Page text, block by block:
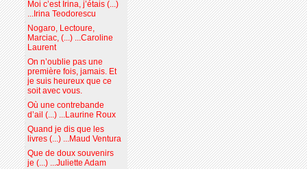
Moi c’est Irina, j’étais (...)
...Irina Teodorescu
Nogaro, Lectoure,
Marciac, (...) ...Caroline
Laurent
On n’oublie pas une
première fois, jamais. Et
je suis heureux que ce
soit avec vous.
Où une contrebande
d’ail (...) ...Laurine Roux
Quand je dis que les
livres (...) ...Maud Ventura
Que de doux souvenirs
je (...) ...Juliette Adam